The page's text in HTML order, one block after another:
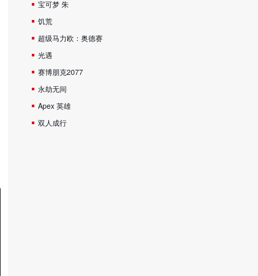
宝可梦 朱
饥荒
超级马力欧：奥德赛
光遇
赛博朋克2077
永劫无间
Apex 英雄
双人成行